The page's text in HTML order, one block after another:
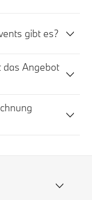
gibt es?
das Angebot